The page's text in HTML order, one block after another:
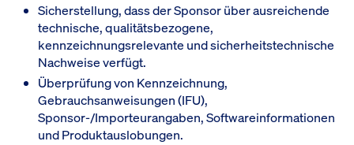
Sicherstellung, dass der Sponsor über ausreichende
technische, qualitätsbezogene,
kennzeichnungsrelevante und sicherheitstechnische
Nachweise verfügt.
Überprüfung von Kennzeichnung,
Gebrauchsanweisungen (IFU),
Sponsor-/Importeurangaben, Softwareinformationen
und Produktauslobungen.